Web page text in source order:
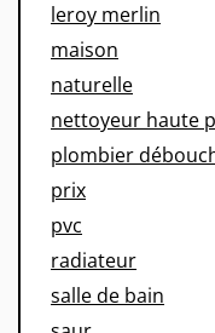
leroy merlin
maison
naturelle
nettoyeur haute
plombier
prix
pvc
radiateur
salle de bain